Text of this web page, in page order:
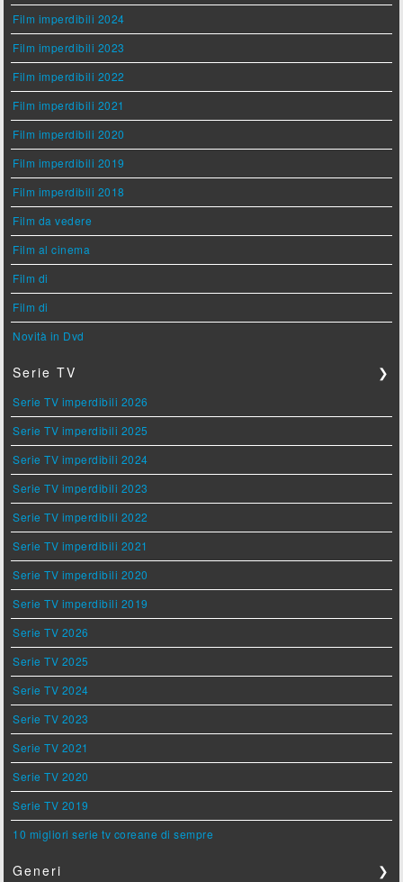
Film imperdibili 2024
Film imperdibili 2023
Film imperdibili 2022
Film imperdibili 2021
Film imperdibili 2020
Film imperdibili 2019
Film imperdibili 2018
Film da vedere
Film al cinema
Film di
Film di
Novità in Dvd
Serie TV ❯
Serie TV imperdibili 2026
Serie TV imperdibili 2025
Serie TV imperdibili 2024
Serie TV imperdibili 2023
Serie TV imperdibili 2022
Serie TV imperdibili 2021
Serie TV imperdibili 2020
Serie TV imperdibili 2019
Serie TV 2026
Serie TV 2025
Serie TV 2024
Serie TV 2023
Serie TV 2021
Serie TV 2020
Serie TV 2019
10 migliori serie tv coreane di sempre
Generi ❯